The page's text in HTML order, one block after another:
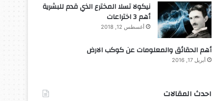
نيكولا تسلا المخترع الذي قدم للبشرية
أهم 3 اختراعات
أغسطس 12, 2018
أهم الحقائق والمعلومات عن كوكب الارض
أبريل 17, 2016
احدث المقالات